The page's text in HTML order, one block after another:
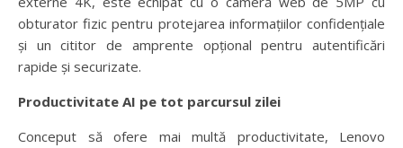
obturator fizic pentru protejarea informațiilor confidențiale
și un cititor de amprente opțional pentru autentificări
rapide și securizate.
Productivitate AI pe tot parcursul zilei
Conceput să ofere mai multă productivitate, Lenovo